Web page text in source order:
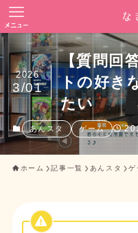
メニュー
【質問回
トの好き
たい
2026
3/01
あんスタ ゲーム
ホーム 記事一覧 あんスタ ゲ